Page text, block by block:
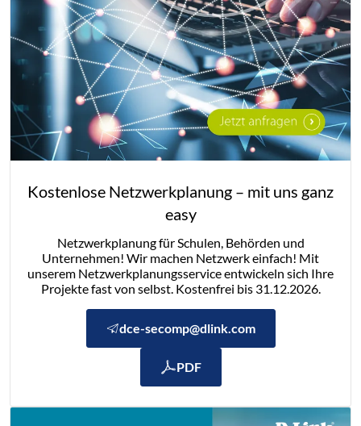
Kostenlose Netzwerkplanung – mit uns ganz
easy
Netzwerkplanung für Schulen, Behörden und
Unternehmen! Wir machen Netzwerk einfach! Mit
unserem Netzwerkplanungsservice entwickeln sich Ihre
Projekte fast von selbst. Kostenfrei bis 31.12.2026.
dce-secomp@dlink.com
PDF